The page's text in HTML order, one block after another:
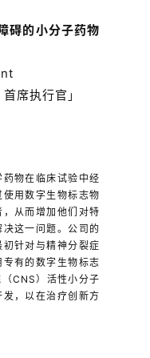
碍的小分子药物
席执行官 」
物在临床试验中经
用数字生物标志物
从而增加他们对特
这一问题。公司的
针对与精神分裂症
有的数字生物标志
CNS）活性小分子
，以在治疗创新方